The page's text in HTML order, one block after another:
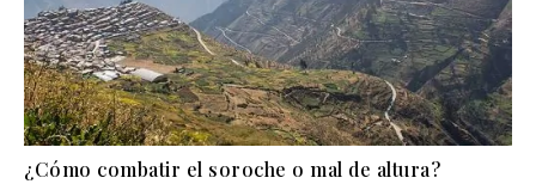
¿Cómo combatir el soroche o mal de altura?